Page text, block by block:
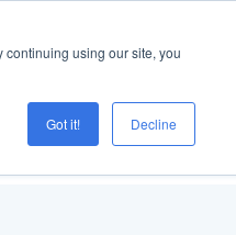
using our site, you
Got it! Decline